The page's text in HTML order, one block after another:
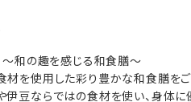
上がりいただきます。
る方の人数と併せて「○○アレルギ
します。
ギー内容によっては、当館から確認
ます。
状（アナフィラキシーショック・呼
しては、
和の趣を感じる和食膳～
材を使用した彩り豊かな和食膳をご
伊豆ならではの食材を使い、身体に